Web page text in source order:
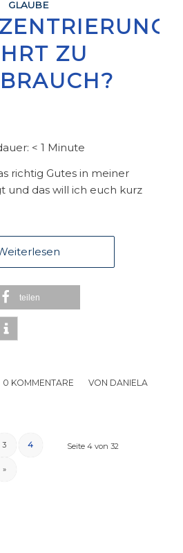
GLAUBE
ZU
< 1 Minute
richtig Gutes in meiner
und das will ich euch kurz
teilen
0 KOMMENTARE
/ VON DANIELA
Seite 4 von 32
3 4
»